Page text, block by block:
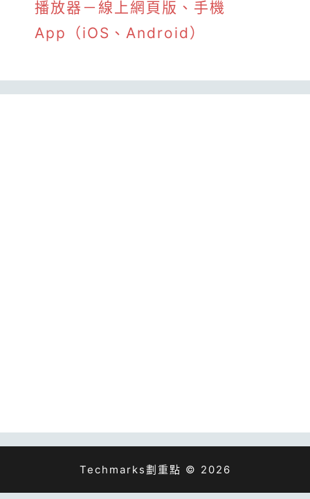
播放器－線上網頁版、手機
App（iOS、Android）
Techmarks劃重點 © 2026